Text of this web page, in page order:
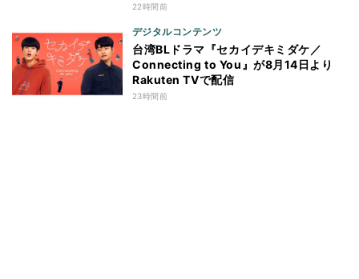
22時間前
デジタルコンテンツ
台湾BLドラマ『セカイデキミダケ／
Connecting to You』が8月14日より
Rakuten TVで配信
23時間前